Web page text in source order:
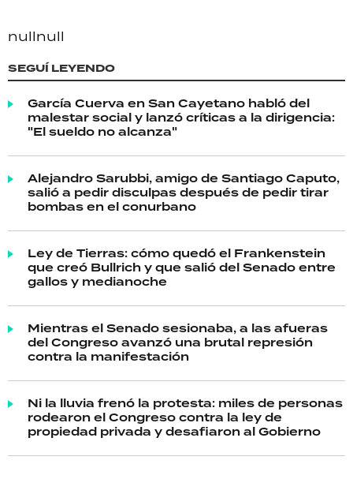
nullnull
SEGUÍ LEYENDO
García Cuerva en San Cayetano habló del
malestar social y lanzó críticas a la dirigencia:
"El sueldo no alcanza"
Alejandro Sarubbi, amigo de Santiago Caputo,
salió a pedir disculpas después de pedir tirar
bombas en el conurbano
Ley de Tierras: cómo quedó el Frankenstein
que creó Bullrich y que salió del Senado entre
gallos y medianoche
Mientras el Senado sesionaba, a las afueras
del Congreso avanzó una brutal represión
contra la manifestación
Ni la lluvia frenó la protesta: miles de personas
rodearon el Congreso contra la ley de
propiedad privada y desafiaron al Gobierno